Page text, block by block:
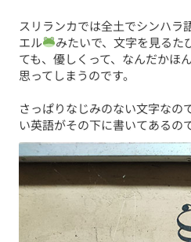
スリランカでは全土でシンハラ
エル
みたいで、文字を見るた
ても、優しくって、なんだかほ
思ってしまうのです。
さっぱりなじみのない文字なの
い英語がその下に書いてあるの